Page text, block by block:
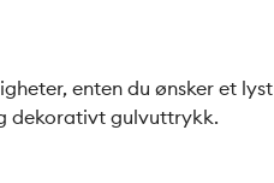
enten du ønsker et
dekorativt gulvuttrykk.